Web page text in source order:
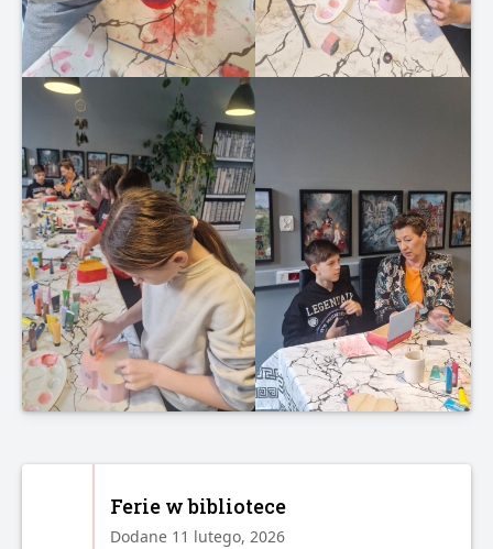
Ferie w bibliotece
Dodane 11 lutego, 2026